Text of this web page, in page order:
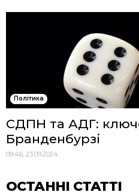
Політика
СДПН та АДГ:
Бранденбурзі
09:46, 23.09.2024
ОСТАННІ СТАТТІ